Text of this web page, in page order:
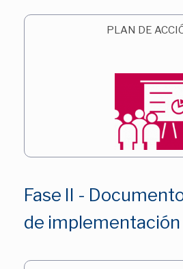
PLAN DE
Fase II -
de implementación